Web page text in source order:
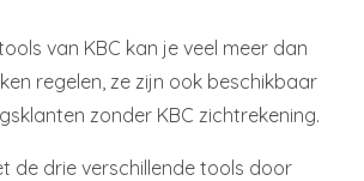
van KBC kan je veel meer dan
regelen, ze zijn ook beschikbaar
zonder KBC zichtrekening.
de drie verschillende tools door